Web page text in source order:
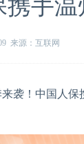
携手
来源：互联网
！中国人保携